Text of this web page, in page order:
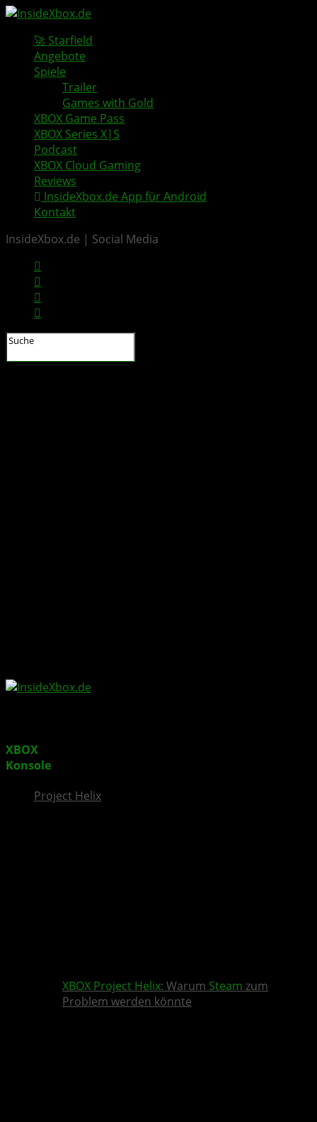
🚀 Starfield
Angebote
Spiele
Trailer
Games with Gold
XBOX Game Pass
XBOX Series X|S
Podcast
XBOX Cloud Gaming
Reviews
InsideXbox.de App für Android
Kontakt
InsideXbox.de | Social Media
XBOX
Konsole
Project Helix
XBOX Project Helix: Warum Steam zum
Problem werden könnte